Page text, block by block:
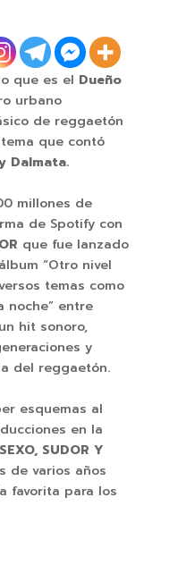
que es el Dueño
urbano
de reggaetón
que contó
Dalmata.
millones de
de Spotify con
que fue lanzado
“Otro nivel
temas como
noche” entre
hit sonoro,
y
del reggaetón.
esquemas al
en la
SUDOR Y
de varios años
favorita para los